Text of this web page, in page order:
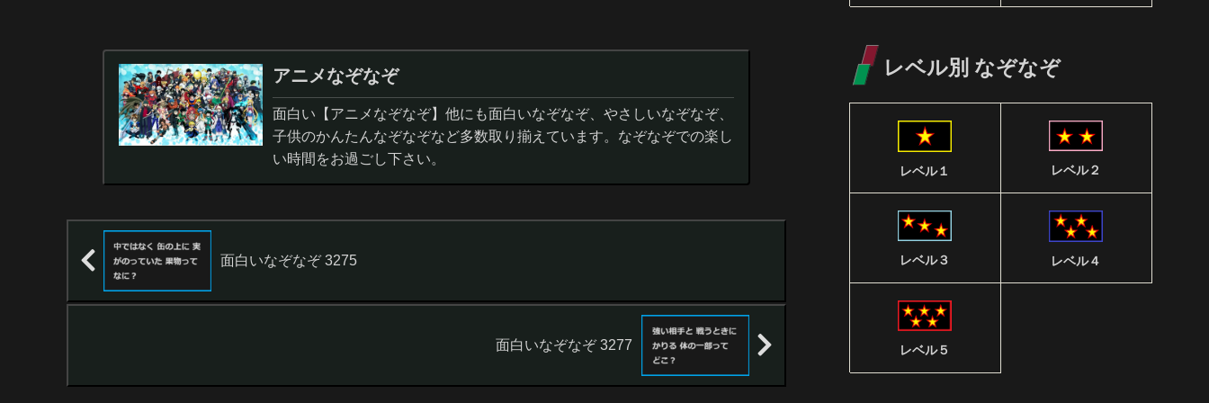
アニメなぞなぞ
面白い【アニメなぞなぞ】他にも面白いなぞなぞ、やさしいなぞなぞ、
子供のかんたんなぞなぞなど多数取り揃えています。なぞなぞでの楽し
い時間をお過ごし下さい。
面白いなぞなぞ 3275
面白いなぞなぞ 3277
レベル別 なぞなぞ
レベル１ レベル２
レベル３ レベル４
レベル５